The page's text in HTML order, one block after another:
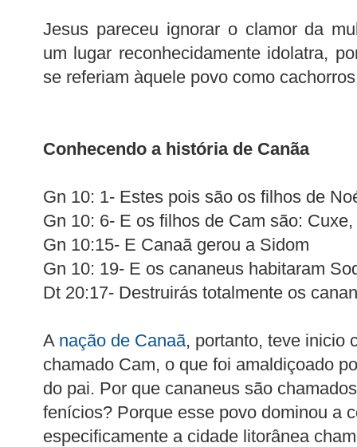
Jesus pareceu ignorar o clamor da
um lugar reconhecidamente idolatra,
se referiam àquele povo como
Conhecendo a história de Canãa
Gn 10: 1- Estes pois são os filhos de
Gn 10: 6- E os filhos de Cam são:
Gn 10:15- E Canaã gerou a Sidom
Gn 10: 19- E os cananeus habitaram
Dt 20:17- Destruirás totalmente os
A nação de Canaã, portanto, teve inicio
chamado Cam, o que foi amaldiçoado
do pai. Por que cananeus são
fenícios? Porque esse povo dominou a
especificamente a cidade litorânea